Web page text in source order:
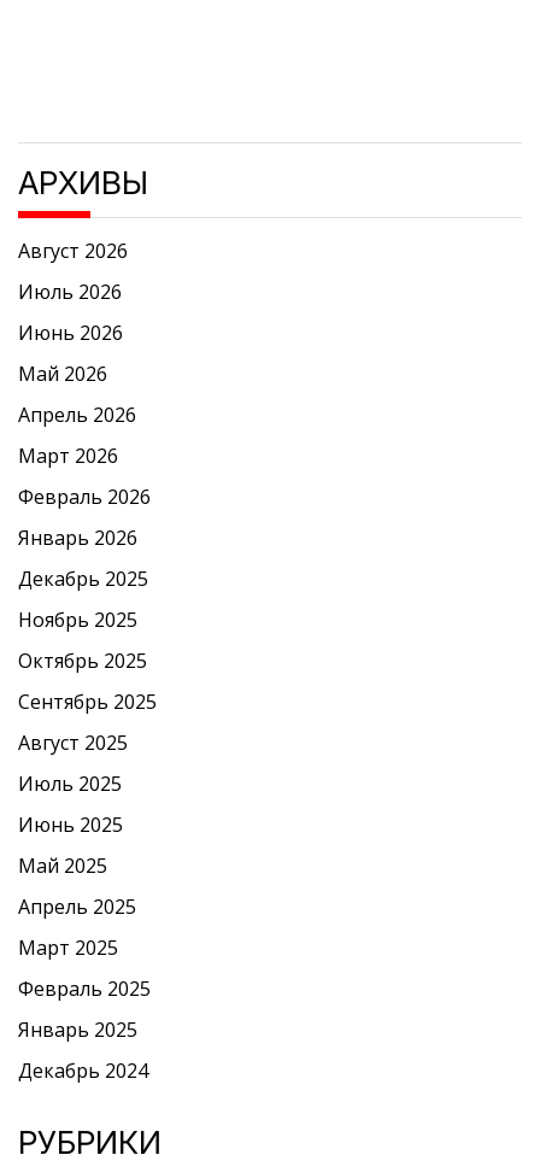
АРХИВЫ
Август 2026
Июль 2026
Июнь 2026
Май 2026
Апрель 2026
Март 2026
Февраль 2026
Январь 2026
Декабрь 2025
Ноябрь 2025
Октябрь 2025
Сентябрь 2025
Август 2025
Июль 2025
Июнь 2025
Май 2025
Апрель 2025
Март 2025
Февраль 2025
Январь 2025
Декабрь 2024
РУБРИКИ